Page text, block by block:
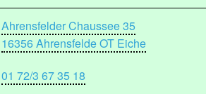
Ahrensfelder Chaussee 35
16356 Ahrensfelde OT Eiche
01 72/3 67 35 18